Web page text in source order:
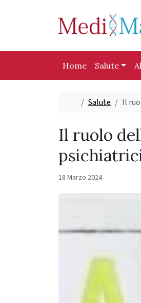
Home Salute
Home
Salute Il
Il ruolo
18 Marzo 2024